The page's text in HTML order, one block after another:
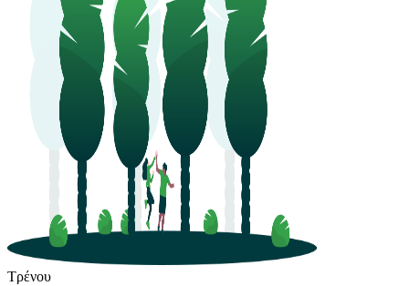
Τρένου